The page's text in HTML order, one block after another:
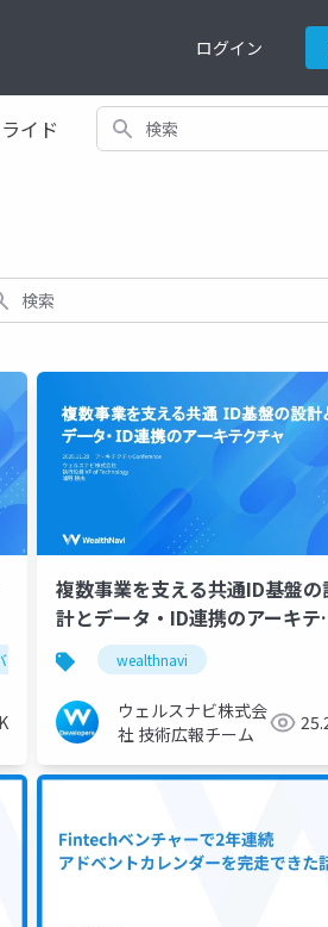
ログイン
イド 検索
イルアプリ wealthnavi
複数事業を支える共通ID基盤の
計とデータ・ID連携のアーキテ
チャ
wealthnavi
ウェルスナビ株式会
社 技術広報チーム